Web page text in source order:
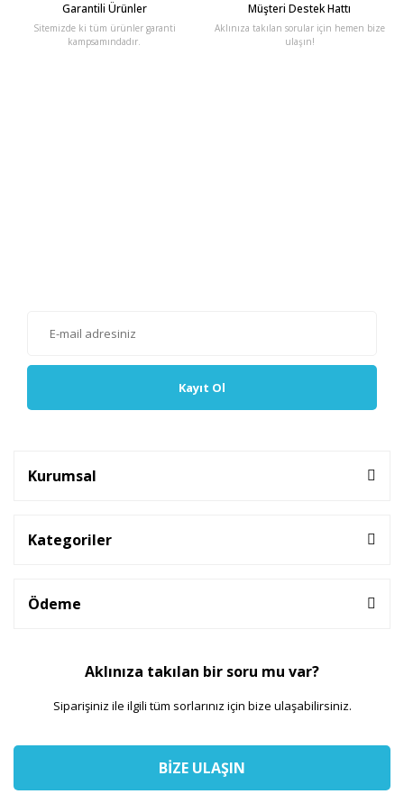
Garantili Ürünler
Sitemizde ki tüm ürünler garanti
kampsamındadır.
Müşteri Destek Hattı
Aklınıza takılan sorular için hemen bize
ulaşın!
Kayıt Ol
Kurumsal
Kategoriler
Ödeme
Aklınıza takılan bir soru mu var?
Siparişiniz ile ilgili tüm sorlarınız için bize ulaşabilirsiniz.
BİZE ULAŞIN